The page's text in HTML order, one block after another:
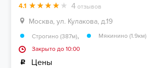
4.1 4 отзывов
Москва, ул. Кулакова, д.19
Строгино (387м),
Мякинино (1.9км)
Закрыто до 10:00
Цены